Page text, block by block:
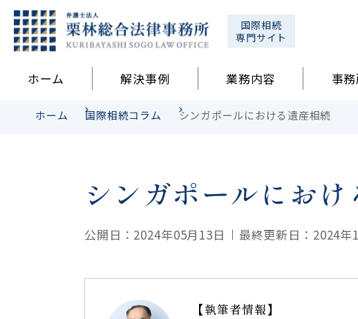
国際相続
専門サイト
ホーム 解決事例 業務内容 事
ホーム 国際相続コラム シンガポールにおける遺産相続
シンガポールにお
公開日：2024年05月13日 最終更新日：2024年
【執筆者情報】